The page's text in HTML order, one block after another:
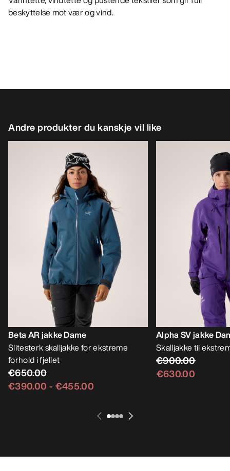
beskyttelse mot vær og vind.
Andre produkter du kanskje vil like
Beta AR jakke Dame
Slitesterk skalljakke for ekstreme
forhold i fjellet
€650.00
€390.00 - €455.00
Alpha SV jakke
Skalljakke til
€900.00
€630.00